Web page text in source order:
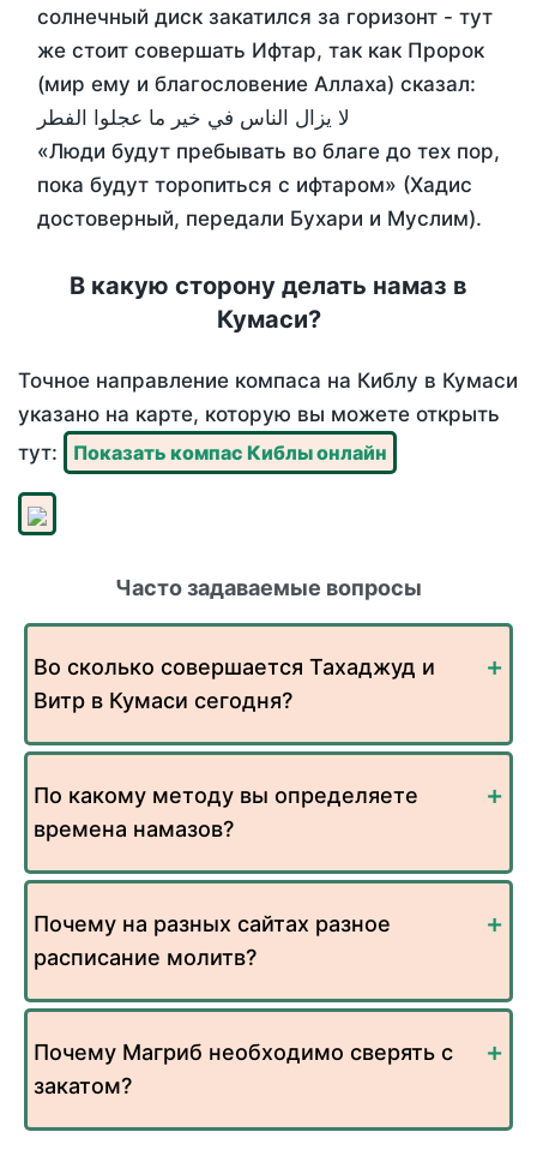
солнечный диск закатился за горизонт - тут
же стоит совершать Ифтар, так как Пророк
(мир ему и благословение Аллаха) сказал:
لا يزال الناس في خير ما عجلوا الفطر
«Люди будут пребывать во благе до тех пор,
пока будут торопиться с ифтаром» (Хадис
достоверный, передали Бухари и Муслим).
В какую сторону делать намаз в
Кумаси?
Точное направление компаса на Киблу в Кумаси
указано на карте, которую вы можете открыть
тут:
Показать компас Киблы онлайн
Часто задаваемые вопросы
Во сколько совершается Тахаджуд и
Витр в Кумаси сегодня?
По какому методу вы определяете
времена намазов?
Почему на разных сайтах разное
расписание молитв?
Почему Магриб необходимо сверять с
закатом?